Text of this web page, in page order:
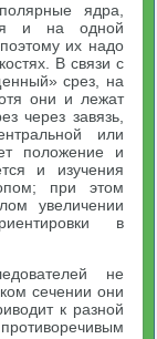
ядра,
и на одной
их надо
В связи с
срез, на
они и лежат
через завязь,
или
положение и
и изучения
при этом
увеличении
в
не
сечении они
к разной